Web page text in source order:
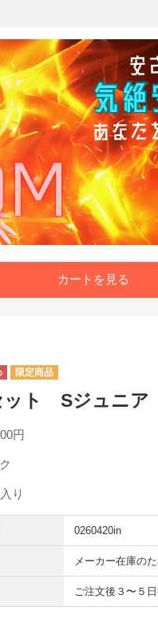
カートを見る
ット Sジュニア
円
り
0260420in
メーカー在庫の
ご注文後３〜５